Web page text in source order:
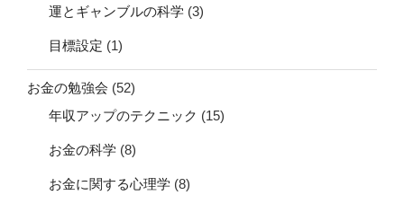
目標設定 (1)
お金の勉強会(52)
年収アップのテクニック
お金の科学(8)
お金に関する心理学
お金の心理学(20)